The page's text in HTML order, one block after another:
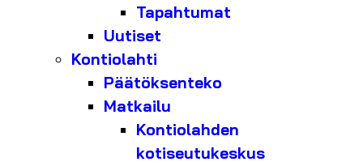
Tapahtumat
Uutiset
Kontiolahti
Päätöksenteko
Matkailu
Kontiolahden
kotiseutukeskus